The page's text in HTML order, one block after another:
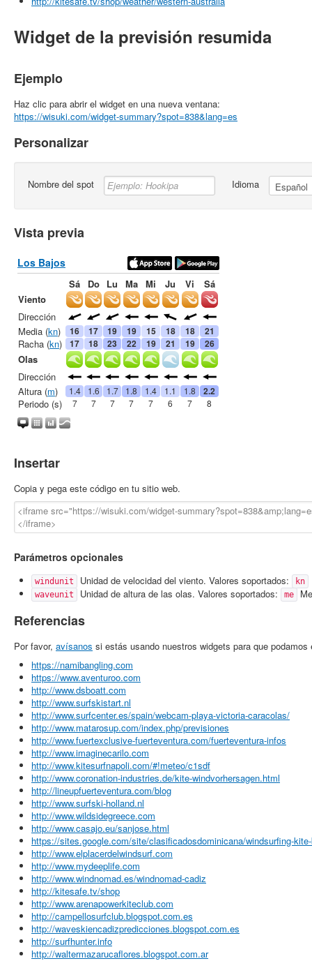
Widget de la previsión resumida
Ejemplo
Haz clic para abrir el widget en una nueva ventana:
https://wisuki.com/widget-summary?spot=838&lang=es
Personalizar
Nombre del spot Idioma
Vista previa
Insertar
Copia y pega este código en tu sitio web.
Parámetros opcionales
windunit Unidad de velocidad del viento. Valores soportados: kn
waveunit Unidad de altura de las olas. Valores soportados: me
Referencias
Por favor, avísanos si estás usando nuestros widgets para que podamos
https://namibangling.com
https://www.aventuroo.com
http://www.dsboatt.com
http://www.surfskistart.nl
http://www.surfcenter.es/spain/webcam-playa-victoria-caracolas/
http://www.matarosup.com/index.php/previsiones
http://www.fuertexclusive-fuerteventura.com/fuerteventura-infos
http://www.imaginecarilo.com
http://www.kitesurfnapoli.com/#!meteo/c1sdf
http://www.coronation-industries.de/kite-windvorhersagen.html
http://lineupfuerteventura.com/blog
http://www.surfski-holland.nl
http://www.wildsidegreece.com
http://www.casajo.eu/sanjose.html
https://sites.google.com/site/clasificadosdominicana/windsurfing-
http://www.elplacerdelwindsurf.com
http://www.mydeeplife.com
http://www.windnomad.es/windnomad-cadiz
http://kitesafe.tv/shop
http://www.arenapowerkiteclub.com
http://campellosurfclub.blogspot.com.es
http://waveskiencadizpredicciones.blogspot.com.es
http://surfhunter.info
http://waltermazarucaflores.blogspot.com.ar